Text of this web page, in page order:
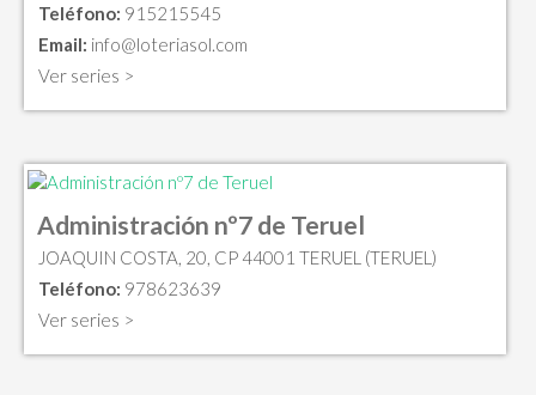
Teléfono: 915215545
Email: info@loteriasol.com
Ver series >
Administración nº7 de Teruel
JOAQUIN COSTA, 20, CP 44001 TERUEL (TERUEL)
Teléfono: 978623639
Ver series >